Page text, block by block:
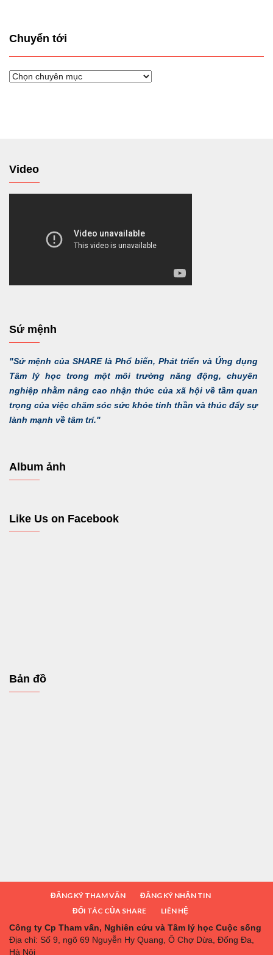
Chuyển tới
Chuyển
Video
Sứ mệnh
"Sứ mệnh của SHARE là Phổ biến, Phát triển và Ứng dụng
Tâm lý học trong một môi trường năng động, chuyên
nghiệp nhằm nâng cao nhận thức của xã hội về tầm quan
trọng của việc chăm sóc sức khỏe tinh thần và thúc đẩy sự
lành mạnh về tâm trí."
Album ảnh
Like Us on Facebook
Bản đồ
ĐĂNG KÝ THAM VẤN
ĐĂNG KÝ NHẬN TIN
ĐỐI TÁC CỦA SHARE
LIÊN HỆ
Công ty Cp Tham vấn, Nghiên cứu và Tâm lý học Cuộc sống
Địa chỉ: Số 9, ngõ 69 Nguyễn Hy Quang, Ô Chợ Dừa, Đống Đa,
Hà Nội